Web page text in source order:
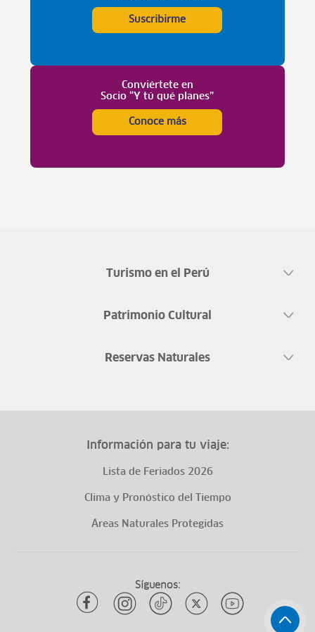
Suscribirme
Conviértete en
Socio “Y tú qué planes”
Conoce más
Turismo en el Perú
Patrimonio Cultural
Reservas Naturales
Información para tu viaje:
Lista de Feriados 2026
Clima y Pronóstico del Tiempo
Áreas Naturales Protegidas
Síguenos: